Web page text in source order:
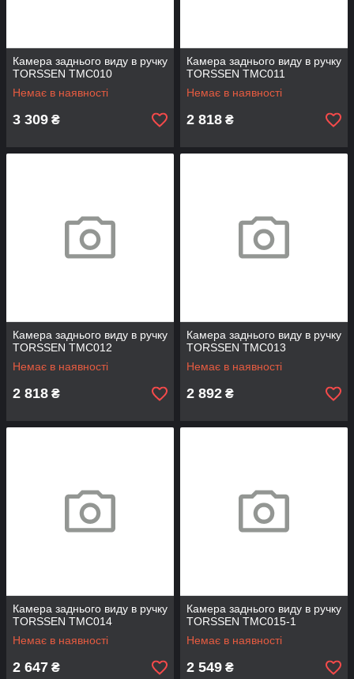
Камера заднього виду в ручку
TORSSEN TMC010
Немає в наявності
3 309 ₴
Камера заднього виду в ручку
TORSSEN TMC011
Немає в наявності
2 818 ₴
Камера заднього виду в ручку
TORSSEN TMC012
Немає в наявності
2 818 ₴
Камера заднього виду в ручку
TORSSEN TMC013
Немає в наявності
2 892 ₴
Камера заднього виду в ручку
TORSSEN TMC014
Немає в наявності
2 647 ₴
Камера заднього виду в ручку
TORSSEN TMC015-1
Немає в наявності
2 549 ₴